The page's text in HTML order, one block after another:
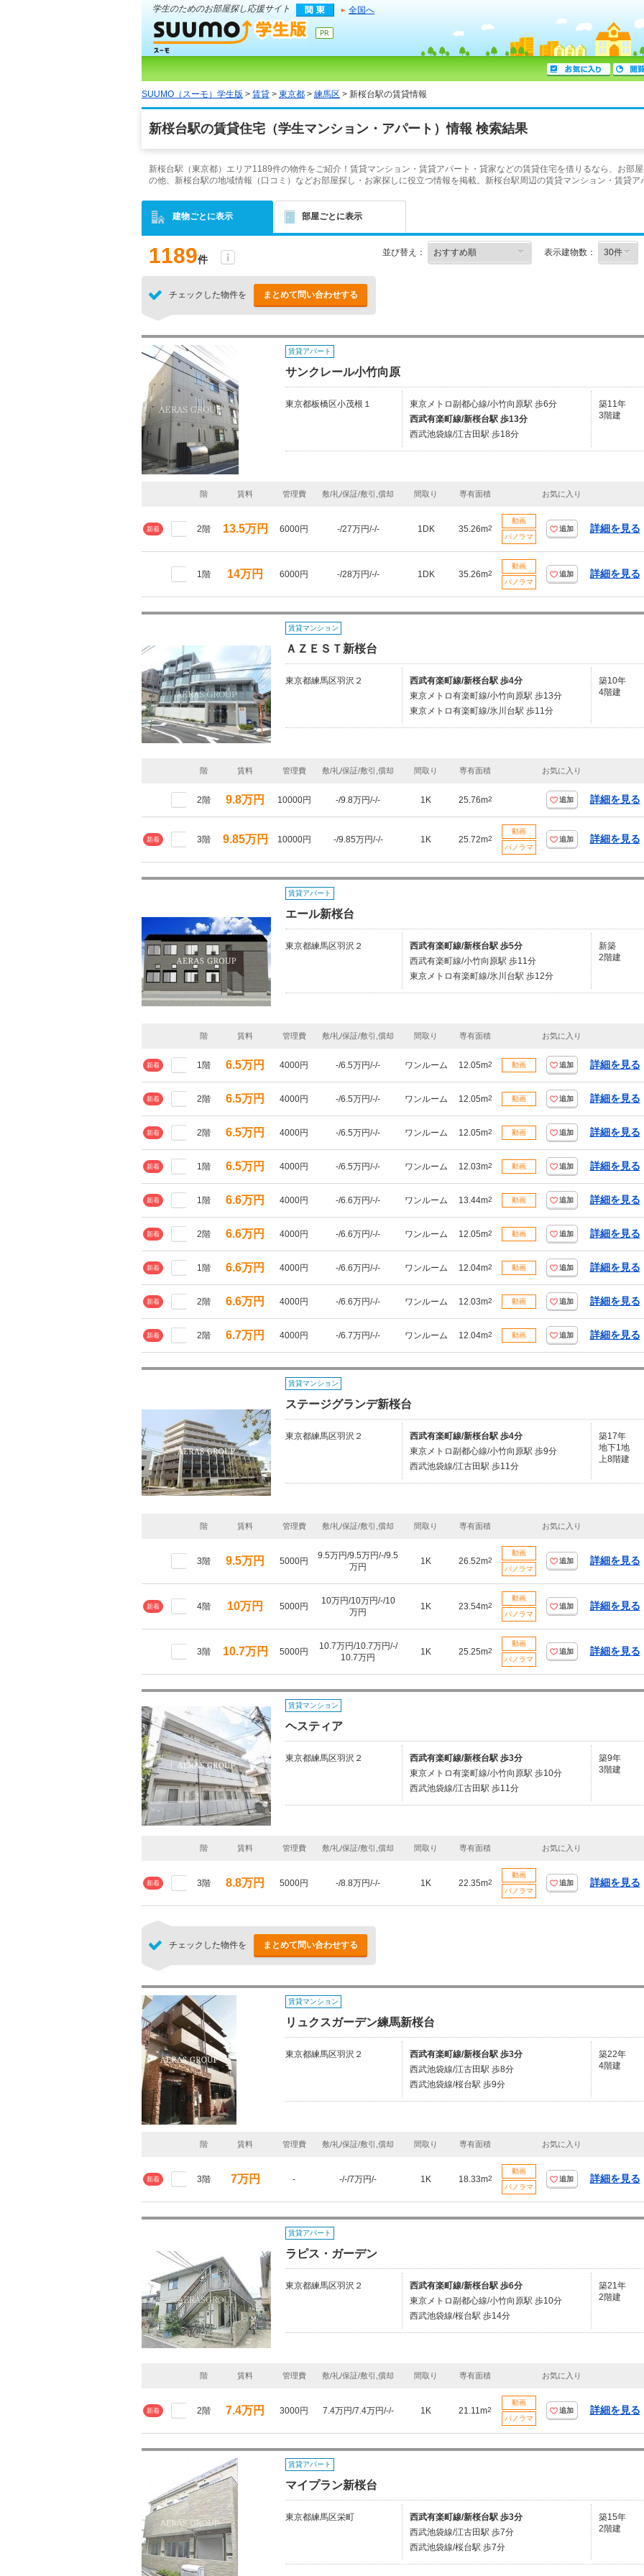
学生のためのお部屋探し応援サイト 全国へ
SUUMO（スーモ）学生版 > 賃貸 > 東京都 > 練馬区 > 新桜台駅の賃貸情報
新桜台駅の賃貸住宅（学生マンション・アパート）情報 検索結果
新桜台駅（東京都）エリア1189件の物件をご紹介！賃貸マンション・賃貸アパート・貸家などの賃貸住宅を借りるなら、お部
の他、新桜台駅の地域情報（口コミ）などお部屋探し・お家探しに役立つ情報を掲載。新桜台駅周辺の賃貸マンション・賃貸ア
建物ごとに表示 部屋ごとに表示
1189件
並び替え： 表示建物数：
チェックした物件を まとめて問い合わせする
賃貸アパート
サンクレール小竹向原
東京都板橋区小茂根１
東京メトロ副都心線/小竹向原駅 歩6分
西武有楽町線/新桜台駅 歩13分
西武池袋線/江古田駅 歩18分
築11年
3階建
階 賃料 管理費 敷/礼/保証/敷引,償却 間取り 専有面積 お気に入り
新着 2階 13.5万円 6000円 -/27万円/-/- 1DK 35.26m2
動画
パノラマ
追加 詳細を見る
1階 14万円 6000円 -/28万円/-/- 1DK 35.26m2
動画
パノラマ
追加 詳細を見る
賃貸マンション
ＡＺＥＳＴ新桜台
東京都練馬区羽沢２
西武有楽町線/新桜台駅 歩4分
東京メトロ有楽町線/小竹向原駅 歩13分
東京メトロ有楽町線/氷川台駅 歩11分
築10年
4階建
階 賃料 管理費 敷/礼/保証/敷引,償却 間取り 専有面積 お気に入り
2階 9.8万円 10000円 -/9.8万円/-/- 1K 25.76m2 追加 詳細を見る
新着 3階 9.85万円 10000円 -/9.85万円/-/- 1K 25.72m2
動画
パノラマ
追加 詳細を見る
賃貸アパート
エール新桜台
東京都練馬区羽沢２
西武有楽町線/新桜台駅 歩5分
西武有楽町線/小竹向原駅 歩11分
東京メトロ有楽町線/氷川台駅 歩12分
新築
2階建
階 賃料 管理費 敷/礼/保証/敷引,償却 間取り 専有面積 お気に入り
新着 1階 6.5万円 4000円 -/6.5万円/-/- ワンルーム 12.05m2 動画 追加 詳細を見る
新着 2階 6.5万円 4000円 -/6.5万円/-/- ワンルーム 12.05m2 動画 追加 詳細を見る
新着 2階 6.5万円 4000円 -/6.5万円/-/- ワンルーム 12.05m2 動画 追加 詳細を見る
新着 1階 6.5万円 4000円 -/6.5万円/-/- ワンルーム 12.03m2 動画 追加 詳細を見る
新着 1階 6.6万円 4000円 -/6.6万円/-/- ワンルーム 13.44m2 動画 追加 詳細を見る
新着 2階 6.6万円 4000円 -/6.6万円/-/- ワンルーム 12.05m2 動画 追加 詳細を見る
新着 1階 6.6万円 4000円 -/6.6万円/-/- ワンルーム 12.04m2 動画 追加 詳細を見る
新着 2階 6.6万円 4000円 -/6.6万円/-/- ワンルーム 12.03m2 動画 追加 詳細を見る
新着 2階 6.7万円 4000円 -/6.7万円/-/- ワンルーム 12.04m2 動画 追加 詳細を見る
賃貸マンション
ステージグランデ新桜台
東京都練馬区羽沢２
西武有楽町線/新桜台駅 歩4分
東京メトロ副都心線/小竹向原駅 歩9分
西武池袋線/江古田駅 歩11分
築17年
地下1地
上8階建
階 賃料 管理費 敷/礼/保証/敷引,償却 間取り 専有面積 お気に入り
3階 9.5万円 5000円
9.5万円/9.5万円/-/9.5
万円
1K 26.52m2
動画
パノラマ
追加 詳細を見る
新着 4階 10万円 5000円
10万円/10万円/-/10
万円
1K 23.54m2
動画
パノラマ
追加 詳細を見る
3階 10.7万円 5000円
10.7万円/10.7万円/-/
10.7万円
1K 25.25m2
動画
パノラマ
追加 詳細を見る
賃貸マンション
ヘスティア
東京都練馬区羽沢２
西武有楽町線/新桜台駅 歩3分
東京メトロ有楽町線/小竹向原駅 歩10分
西武池袋線/江古田駅 歩11分
築9年
3階建
階 賃料 管理費 敷/礼/保証/敷引,償却 間取り 専有面積 お気に入り
新着 3階 8.8万円 5000円 -/8.8万円/-/- 1K 22.35m2
動画
パノラマ
追加 詳細を見る
チェックした物件を まとめて問い合わせする
賃貸マンション
リュクスガーデン練馬新桜台
東京都練馬区羽沢２
西武有楽町線/新桜台駅 歩3分
西武池袋線/江古田駅 歩8分
西武池袋線/桜台駅 歩9分
築22年
4階建
階 賃料 管理費 敷/礼/保証/敷引,償却 間取り 専有面積 お気に入り
新着 3階 7万円 - -/-/7万円/- 1K 18.33m2
動画
パノラマ
追加 詳細を見る
賃貸アパート
ラピス・ガーデン
東京都練馬区羽沢２
西武有楽町線/新桜台駅 歩6分
東京メトロ副都心線/小竹向原駅 歩10分
西武池袋線/桜台駅 歩14分
築21年
2階建
階 賃料 管理費 敷/礼/保証/敷引,償却 間取り 専有面積 お気に入り
新着 2階 7.4万円 3000円 7.4万円/7.4万円/-/- 1K 21.11m2
動画
パノラマ
追加 詳細を見る
賃貸アパート
マイプラン新桜台
東京都練馬区栄町
西武有楽町線/新桜台駅 歩3分
西武池袋線/江古田駅 歩7分
西武池袋線/桜台駅 歩7分
築15年
2階建